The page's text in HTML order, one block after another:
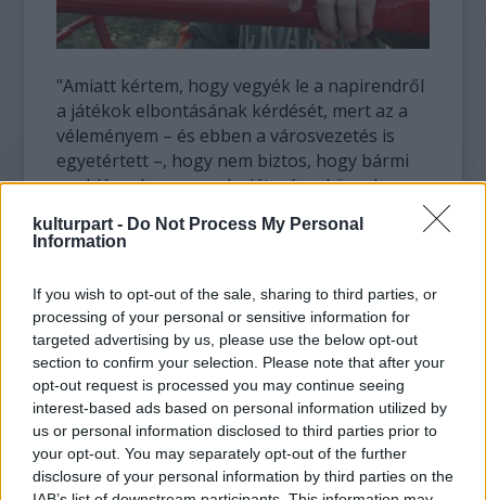
kulturpart - Do Not Process My Personal
Information
If you wish to opt-out of the sale, sharing to third parties, or
processing of your personal or sensitive information for
targeted advertising by us, please use the below opt-out
section to confirm your selection. Please note that after your
opt-out request is processed you may continue seeing
interest-based ads based on personal information utilized by
us or personal information disclosed to third parties prior to
your opt-out. You may separately opt-out of the further
disclosure of your personal information by third parties on the
"Amiatt kértem, hogy vegyék le a napirendről
a játékok elbontásának kérdését, mert az a
véleményem – és ebben a városvezetés is
egyetértett –, hogy nem biztos, hogy bármi
probléma lenne azzal a játszóeszközzel,
követelményeknek, ráadásul több generáció
István, a kommunális bizottság elnöke.
Szeretnék még egyszer átbeszélni, szülőkkel
is egyeztetve, hol szükséges valóban a
felszámolás.
Megjegyezzük: nyílt titok, hogy a rendkívül
kényes kérdésnek számító játszóterek
ügyében egy politikus sem fog drasztikus
lépést tenni egy kettős választási évben.